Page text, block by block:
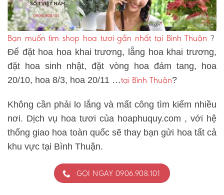
Bạn muốn tìm shop hoa tươi gần nhất tại Bình Thuận ?
Để đặt hoa hoa khai trương, lẵng hoa khai trương,
đặt hoa sinh nhật, đặt vòng hoa đám tang, hoa
20/10, hoa 8/3, hoa 20/11 …tại Bình Thuận?
Không cần phải lo lắng và mất công tìm kiếm nhiều
nơi. Dịch vụ hoa tươi của hoaphuquy.com , với hệ
thống giao hoa toàn quốc sẽ thay bạn gửi hoa tất cả
khu vực tại Bình Thuận.
GỌI NGAY 0906.908.101